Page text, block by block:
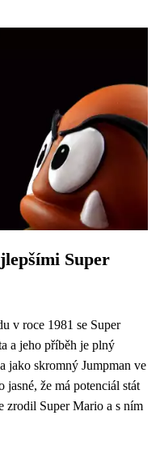
Super
v roce 1981 se Super
a jeho příběh je plný
jako skromný Jumpman ve
že má potenciál stát
zrodil Super Mario a s ním